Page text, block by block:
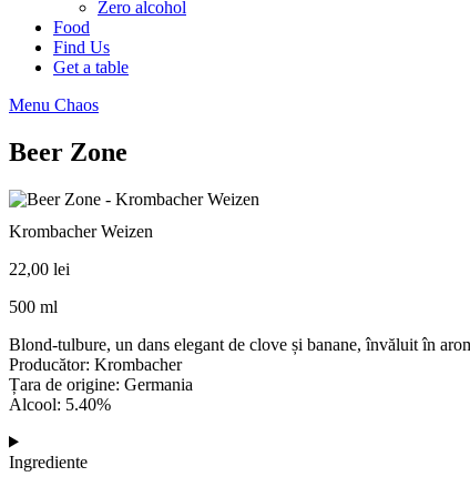
Zero alcohol
Food
Find Us
Get a table
Menu Chaos
Beer Zone
Krombacher Weizen
22,00 lei
500 ml
Blond-tulbure, un dans elegant de clove și banane, învăluit în
Producător: Krombacher
Țara de origine: Germania
Alcool: 5.40%
Ingrediente